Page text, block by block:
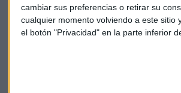
cambiar sus preferencias o retirar su
cualquier momento volviendo a este sitio
el botón "Privacidad" en la parte inferior
7.400 millones de dólares en Brasil hasta
están sujetas a alteraciones ante
macroeconómicos y en el negocio. La